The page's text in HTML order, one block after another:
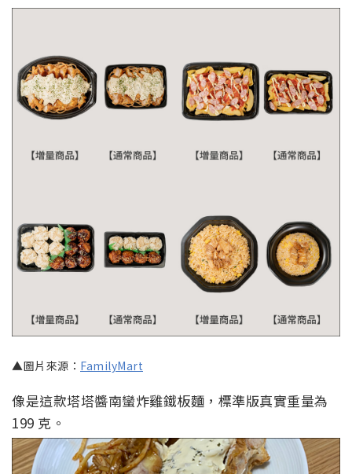
▲圖片來源： FamilyMart
像是這款塔塔醬南蠻炸雞鐵板麵，標準版真實重量為
199 克。